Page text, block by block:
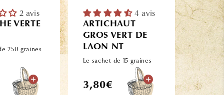
2 avis
VERTE
250 graines
4 avis
ARTICHAUT
GROS VERT DE
LAON NT
Le sachet de 15 graines
Prix
3,80€